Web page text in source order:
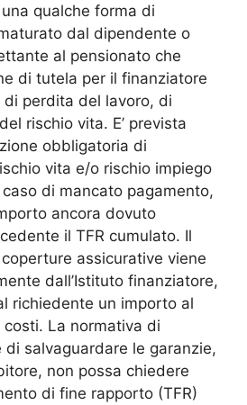
qualche forma di
dal dipendente o
al pensionato che
di tutela per il finanziatore
perdita del lavoro, di
rischio vita. E’ prevista
obbligatoria di
vita e/o rischio impiego
di mancato pagamento,
ancora dovuto
il TFR cumulato. Il
assicurative viene
dall’Istituto finanziatore,
richiedente un importo al
La normativa di
salvaguardare le garanzie,
non possa chiedere
di fine rapporto (TFR)